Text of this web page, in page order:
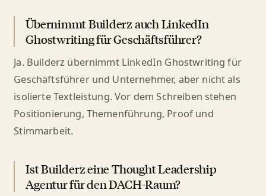
Übernimmt Builderz auch LinkedIn
Ghostwriting für Geschäftsführer?
Ja. Builderz übernimmt LinkedIn Ghostwriting für
Geschäftsführer und Unternehmer, aber nicht als
isolierte Textleistung. Vor dem Schreiben stehen
Positionierung, Themenführung, Proof und
Stimmarbeit.
Ist Builderz eine Thought Leadership
Agentur für den DACH-Raum?